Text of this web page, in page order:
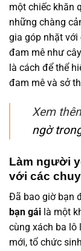
một chiếc khăn
những chàng
gia góp nhặt
đam mê như
là cách để thể
đam mê và sở
Xem
ngờ
Làm người
với các
Đã bao giờ bạn
bạn gái là một
cùng xách ba lô
mới, tổ chức